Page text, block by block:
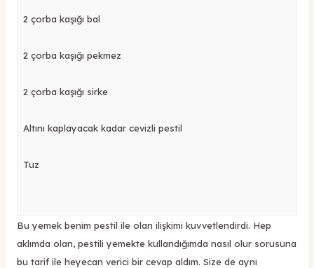
2 çorba kaşığı bal
2 çorba kaşığı pekmez
2 çorba kaşığı sirke
Altını kaplayacak kadar cevizli pestil
Tuz
Bu yemek benim pestil ile olan ilişkimi kuvvetlendirdi. Hep
aklımda olan, pestili yemekte kullandığımda nasıl olur sorusuna
bu tarif ile heyecan verici bir cevap aldım. Size de aynı